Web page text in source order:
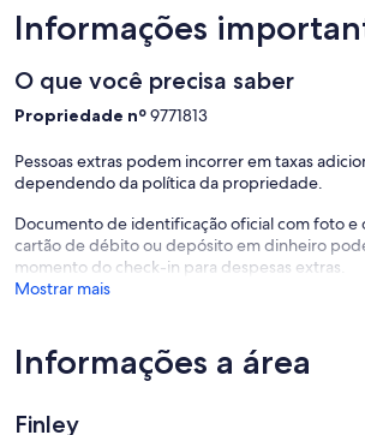
Informações
O que você precisa saber
Propriedade nº9771813
Pessoas extras podem incorrer em taxas
dependendo da política da propriedade.
Documento de identificação oficial com foto e
cartão de débito ou depósito em dinheiro
momento do check-in para despesas extras.
Mostrar mais
Informações a área
Finley